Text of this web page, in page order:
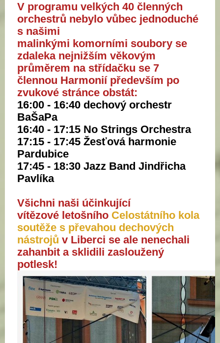
V programu velkých 40 členných
orchestrů nebylo vůbec jednoduché
s našimi
malinkými komorními soubory se
zdaleka nejnižším věkovým
průměrem na střídačku se 7
člennou Harmonií především po
zvukové stránce obstát:
16:00 - 16:40 dechový orchestr
BaŠaPa
16:40 - 17:15 No Strings Orchestra
17:15 - 17:45 Žesťová harmonie
Pardubice
17:45 - 18:30 Jazz Band Jindřicha
Pavlíka
Všichni naši účinkující
vítězové letošního Celostátního kola
soutěže s převahou dechových
nástrojů v Liberci se ale nenechali
zahanbit a sklidili zasloužený
potlesk!